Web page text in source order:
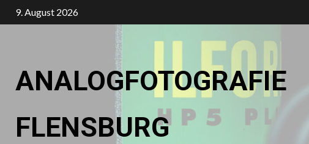
Zum
Inhalt
9. August 2026
ANALOGFOTOGRAFIE
FLENSBURG